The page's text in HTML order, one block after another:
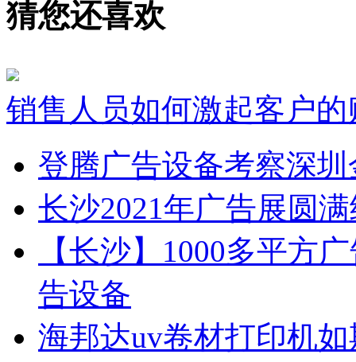
猜您还喜欢
销售人员如何激起客户的
登腾广告设备考察深
长沙2021年广告展圆
【长沙】1000多平方
告设备
海邦达uv卷材打印机